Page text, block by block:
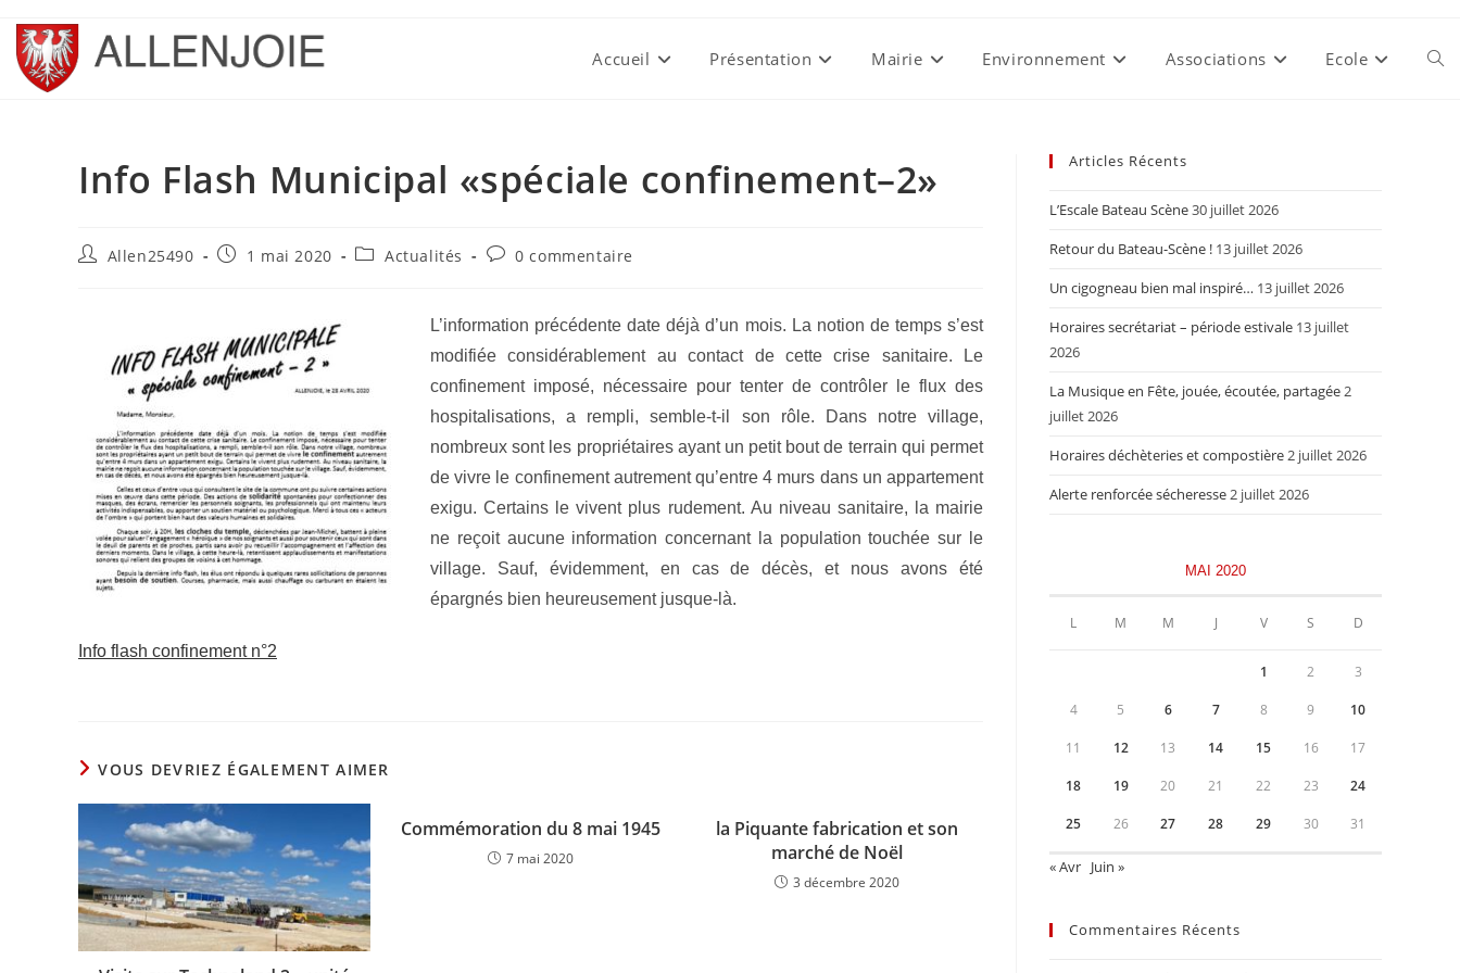
content
Accueil Présentation Mairie Environnement Associations Ecole
Info Flash Municipal «spéciale confinement–2»
Auteur/autrice
Allen25490
Publication
1 mai 2020
PostActualités
Commentaires
publication :
0 commentaire
L’information précédente date déjà d’un mois. La notion de temps s’est
modifiée considérablement au contact de cette crise sanitaire. Le
confinement imposé, nécessaire pour tenter de contrôler le flux des
hospitalisations, a rempli, semble-t-il son rôle. Dans notre village,
nombreux sont les propriétaires ayant un petit bout de terrain qui permet
de vivre le confinement autrement qu’entre 4 murs dans un appartement
exigu. Certains le vivent plus rudement. Au niveau sanitaire, la mairie
ne reçoit aucune information concernant la population touchée sur le
village. Sauf, évidemment, en cas de décès, et nous avons été
épargnés bien heureusement jusque-là.
Info flash confinement n°2
VOUS DEVRIEZ ÉGALEMENT AIMER
Commémoration du 8 mai 1945
7 mai 2020
la Piquante fabrication et son
marché de Noël
3 décembre 2020
Articles Récents
L’Escale Bateau Scène30 juillet 2026
Retour du Bateau-Scène ! 13 juillet 2026
Un cigogneau bien mal inspiré… 13 juillet 2026
Horaires secrétariat – période estivale 13 juillet
2026
La Musique en Fête, jouée, écoutée, partagée2
juillet 2026
Horaires déchèteries et compostière2 juillet 2026
Alerte renforcée sécheresse2 juillet 2026
MAI 2020
L M M J V S D
1 2 3
4 5 6 7 8 9 10
11 12 13 14 15 16 17
18 19 20 21 22 23 24
25 26 27 28 29 30 31
« Avr Juin »
Commentaires Récents